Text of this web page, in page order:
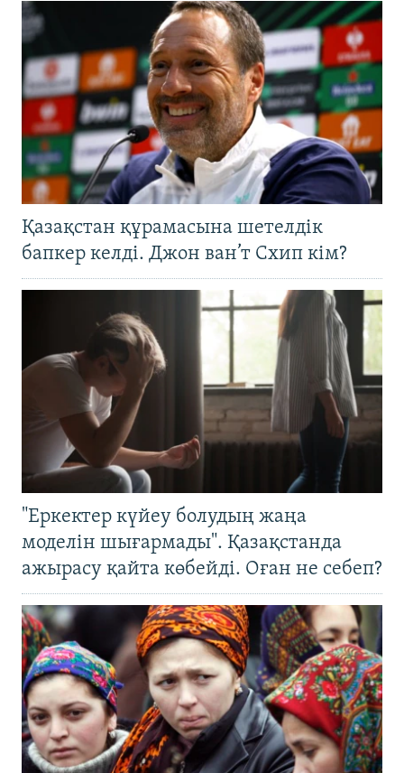
Қазақстан құрамасына шетелдік
бапкер келді. Джон ван’т Схип кім?
"Еркектер күйеу болудың жаңа
моделін шығармады". Қазақстанда
ажырасу қайта көбейді. Оған не себеп?